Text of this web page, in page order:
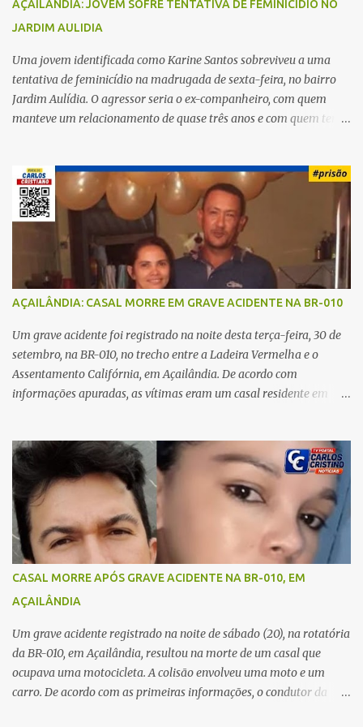
AÇAILÂNDIA: JOVEM SOFRE TENTATIVA DE FEMINICIDIO NO
JARDIM AULIDIA
Uma jovem identificada como Karine Santos sobreviveu a uma
tentativa de feminicídio na madrugada de sexta-feira, no bairro
Jardim Aulídia. O agressor seria o ex-companheiro, com quem
manteve um relacionamento de quase três anos e com quem tem
ela deixou claro que não queria. Naquela noite, a vítima recebeu o
convite de um amigo para ir a uma festa. Ao chegar ao local,
percebeu que o ex também estava presente, mas permaneceu
tranquila durante todo o evento. O ataque aconteceu quando
Karine retornava para casa, por volta das 5h40 da manhã.
“Quando cheguei, ele estava escondido. Assim que me viu, entrou
no carro e começou a me atacar com uma faca, atingindo também
o rapaz que estava comigo”, relatou. Após a agressão, Karine
recebeu atendimento médico e passa bem, estando fora de perigo.
A jovem também registrou boletim de ocorrência contra o ex-
companheiro. Mesm...
AÇAILÂNDIA: CASAL MORRE EM GRAVE ACIDENTE NA BR-010
Um grave acidente foi registrado na noite desta terça-feira, 30 de
setembro, na BR-010, no trecho entre a Ladeira Vermelha e o
Assentamento Califórnia, em Açailândia. De acordo com
informações apuradas, as vítimas eram um casal residente em
quando ocorreu a tragédia. O acidente envolveu uma motocicleta e
um caminhão caçamba. Com o impacto da colisão, o casal não
resistiu aos ferimentos e veio a óbito ainda no local. As vítimas
foram identificadas como Carmem Rejane e Ronaldo de Jesus.
Equipes de socorro foram acionadas, mas nada puderam fazer
além de constatar os óbitos. A Polícia Rodoviária Federal (PRF)
esteve no local para controlar o tráfego e coletar informações que
CASAL MORRE APÓS GRAVE ACIDENTE NA BR-010, EM
AÇAILÂNDIA
Um grave acidente registrado na noite de sábado (20), na rotatória
da BR-010, em Açailândia, resultou na morte de um casal que
ocupava uma motocicleta. A colisão envolveu uma moto e um
carro. De acordo com as primeiras informações, o condutor da